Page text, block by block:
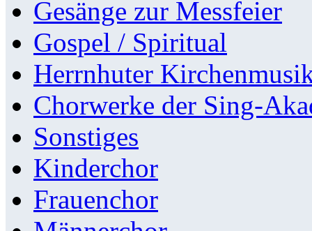
Gesänge zur Messfeier
Gospel / Spiritual
Herrnhuter
Chorwerke der Sing-
Sonstiges
Kinderchor
Frauenchor